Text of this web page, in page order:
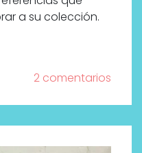
a su colección.
2 comentarios